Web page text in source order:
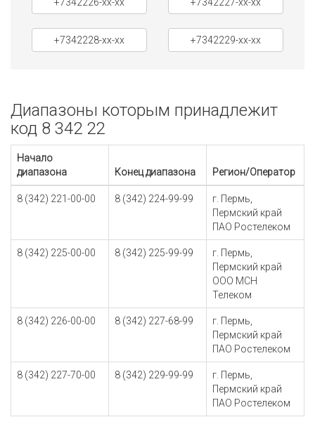
+7342228-xx-xx +7342229-xx-xx
Диапазоны которым принадлежит
код 8 342 22
Начало
диапазона
Конец диапазона Регион/Оператор
8 (342) 221-00-00 8 (342) 224-99-99
г. Пермь,
Пермский край
ПАО Ростелеком
8 (342) 225-00-00 8 (342) 225-99-99
г. Пермь,
Пермский край
ООО МСН
Телеком
8 (342) 226-00-00 8 (342) 227-68-99
г. Пермь,
Пермский край
ПАО Ростелеком
8 (342) 227-70-00 8 (342) 229-99-99
г. Пермь,
Пермский край
ПАО Ростелеком